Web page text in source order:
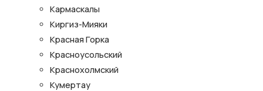
Кармаскалы
Киргиз-Мияки
Красная Горка
Красноусольский
Краснохолмский
Кумертау